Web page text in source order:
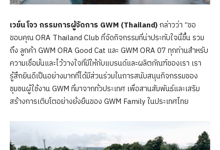
เวย์น โจว กรรมการผู้จัดการ GWM (Thailand)กล่าวว่า “ขอ
ขอบคุณ ORA Thailand Club ที่จัดกิจกรรมที่น่าประทับใจนี้ขึ้น รวม
ถึง ลูกค้า GWM ORA Good Cat และ GWM ORA 07 ทุกท่านสำหรับ
ความเชื่อมั่นและไว้วางใจที่มีให้กับแบรนด์และผลิตภัณฑ์ของเรา เรา
รู้สึกยินดีเป็นอย่างมากที่ได้มีส่วนร่วมในการสนับสนุนกิจกรรมของ
ชุมชนผู้ใช้งาน GWM ที่มาจากทั่วประเทศ เพื่อสานสัมพันธ์และเสริม
สร้างการเติบโตอย่างยั่งยืนของ GWM Family ในประเทศไทย